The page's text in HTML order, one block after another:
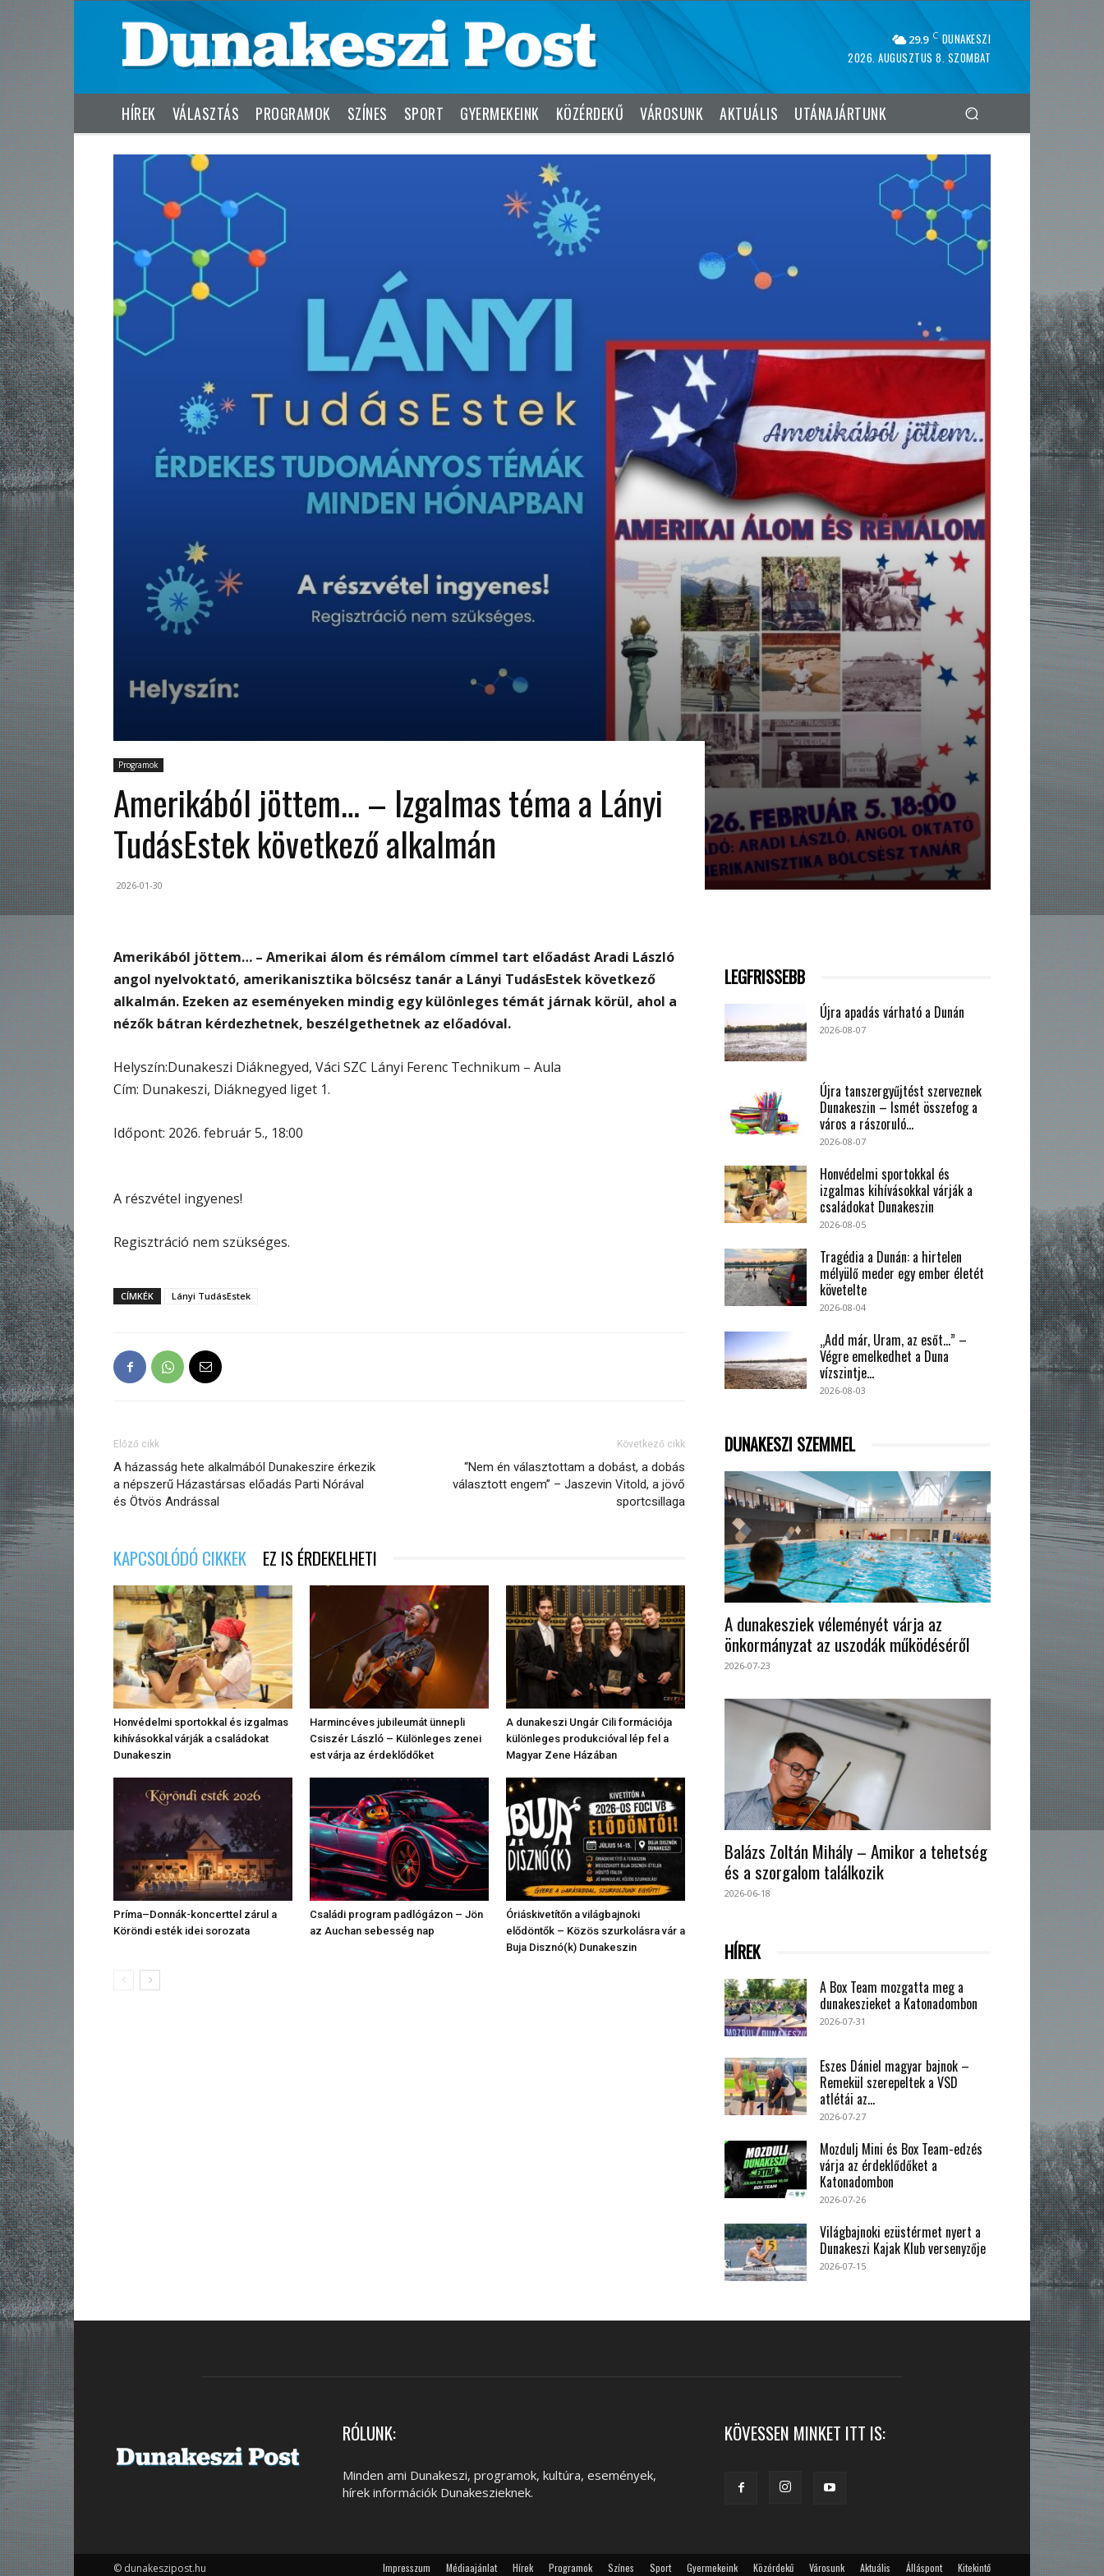
29.9 C DUNAKESZI
2026. AUGUSZTUS 8. SZOMBAT
HÍREK VÁLASZTÁS PROGRAMOK SZÍNES SPORT GYERMEKEINK KÖZÉRDEKŰ VÁROSUNK AKTUÁLIS UTÁNAJÁRTUNK
Programok
Amerikából jöttem… – Izgalmas téma a Lányi
TudásEstek következő alkalmán
2026-01-30
Amerikából jöttem… – Amerikai álom és rémálom címmel tart előadást Aradi László
angol nyelvoktató, amerikanisztika bölcsész tanár a Lányi TudásEstek következő
alkalmán. Ezeken az eseményeken mindig egy különleges témát járnak körül, ahol a
nézők bátran kérdezhetnek, beszélgethetnek az előadóval.
Helyszín:Dunakeszi Diáknegyed, Váci SZC Lányi Ferenc Technikum – Aula
Cím: Dunakeszi, Diáknegyed liget 1.
Időpont: 2026. február 5., 18:00
A részvétel ingyenes!
Regisztráció nem szükséges.
CÍMKÉK Lányi TudásEstek
Előző cikk
A házasság hete alkalmából Dunakeszire érkezik
a népszerű Házastársas előadás Parti Nórával
és Ötvös Andrással
Következő cikk
“Nem én választottam a dobást, a dobás
választott engem” – Jaszevin Vitold, a jövő
sportcsillaga
KAPCSOLÓDÓ CIKKEK EZ IS ÉRDEKELHETI
Honvédelmi sportokkal és izgalmas
kihívásokkal várják a családokat
Dunakeszin
Harmincéves jubileumát ünnepli
Csiszér László – Különleges zenei
est várja az érdeklődőket
A dunakeszi Ungár Cili formációja
különleges produkcióval lép fel a
Magyar Zene Házában
Príma–Donnák-koncerttel zárul a
Köröndi esték idei sorozata
Családi program padlógázon – Jön
az Auchan sebesség nap
Óriáskivetítőn a világbajnoki
elődöntők – Közös szurkolásra vár a
Buja Disznó(k) Dunakeszin
LEGFRISSEBB
Újra apadás várható a Dunán
2026-08-07
Újra tanszergyűjtést szerveznek
Dunakeszin – Ismét összefog a
város a rászoruló...
2026-08-07
Honvédelmi sportokkal és
izgalmas kihívásokkal várják a
családokat Dunakeszin
2026-08-05
Tragédia a Dunán: a hirtelen
mélyülő meder egy ember életét
követelte
2026-08-04
„Add már, Uram, az esőt…” –
Végre emelkedhet a Duna
vízszintje...
2026-08-03
DUNAKESZI SZEMMEL
A dunakesziek véleményét várja az
önkormányzat az uszodák működéséről
2026-07-23
Balázs Zoltán Mihály – Amikor a tehetség
és a szorgalom találkozik
2026-06-18
HÍREK
A Box Team mozgatta meg a
dunakeszieket a Katonadombon
2026-07-31
Eszes Dániel magyar bajnok –
Remekül szerepeltek a VSD
atlétái az...
2026-07-27
Mozdulj Mini és Box Team-edzés
várja az érdeklődőket a
Katonadombon
2026-07-26
Világbajnoki ezüstérmet nyert a
Dunakeszi Kajak Klub versenyzője
2026-07-15
RÓLUNK:
Minden ami Dunakeszi, programok, kultúra, események,
hírek információk Dunakeszieknek.
KÖVESSEN MINKET ITT IS:
Impresszum Médiaajánlat Hírek Programok Színes Sport Gyermekeink Közérdekű Városunk Aktuális Álláspont Kitekintő
© dunakeszipost.hu